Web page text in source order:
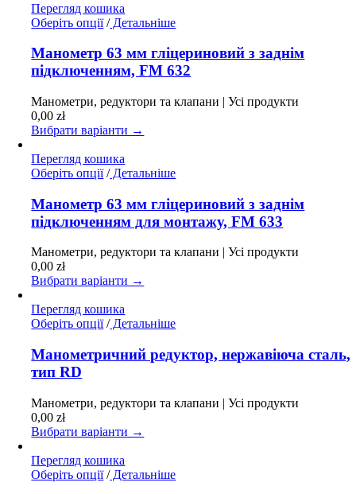
товару
Перегляд кошика
Оберіть опції Цей
має
кілька
варіантів.
можна
на
товару
/Детальніше
Манометр 63 мм гліцериновий з заднім
підключенням, FM 632
Манометри, редуктори та клапани | Усі продукти
0,00zł
Вибрати варіанти →
Перегляд кошика
Оберіть опції Цей
має
кілька
варіантів.
можна
на
товару
/Детальніше
Манометр 63 мм гліцериновий з заднім
підключенням для монтажу, FM 633
Манометри, редуктори та клапани | Усі продукти
0,00zł
Вибрати варіанти →
Перегляд кошика
Оберіть опції Цей
має
кілька
можна
на
товару
/Детальніше
Манометричний редуктор, нержавіюча сталь,
тип RD
Манометри, редуктори та клапани | Усі продукти
0,00zł
Вибрати варіанти →
Перегляд кошика
Оберіть опції Цей
/Детальніше